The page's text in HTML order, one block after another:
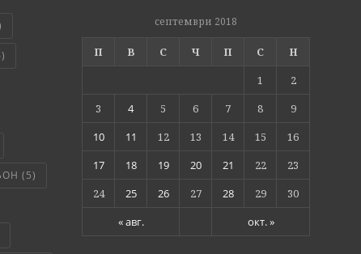
(5)
септември 2018
П В С Ч П С Н
« авг. окт. »
1
2
3
4 5 6 7 8
9
10
11 12 13 14 15
16
17
18 19 20 21 22
23
24
25 26 27 28 29 30